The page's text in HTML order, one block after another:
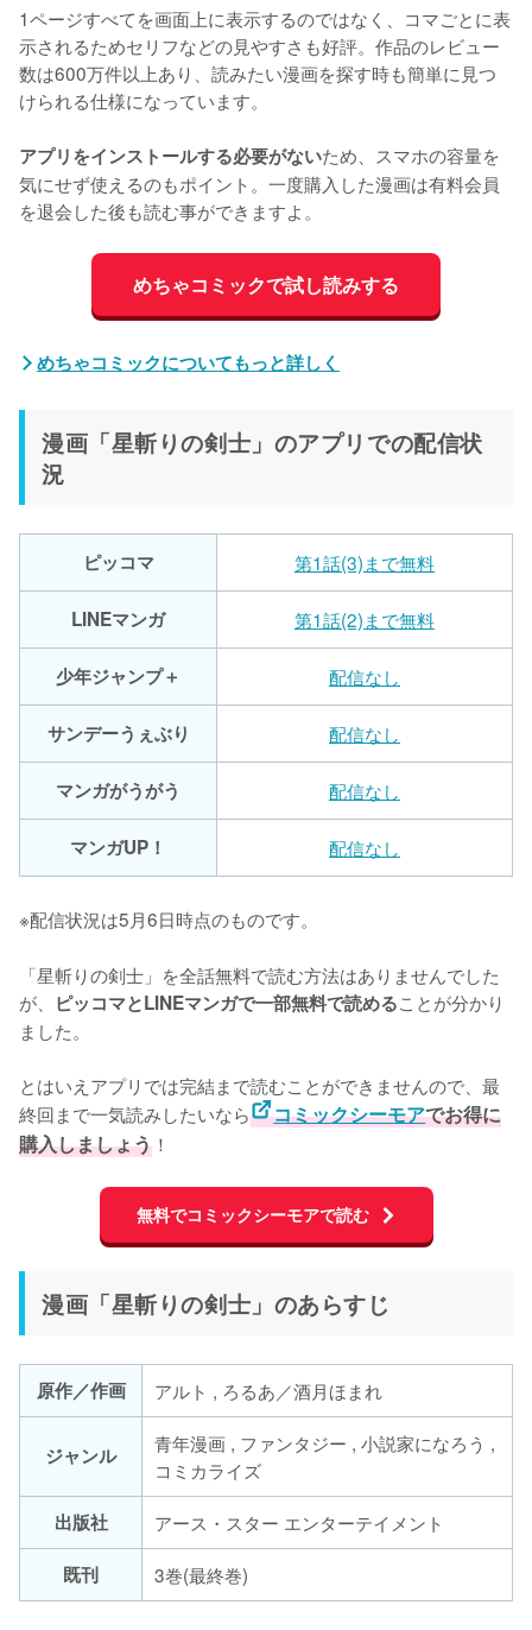
1ページすべてを画面上に表示するのではなく、コマごとに表
示されるためセリフなどの見やすさも好評。作品のレビュー
数は600万件以上あり、読みたい漫画を探す時も簡単に見つ
けられる仕様になっています。
アプリをインストールする必要がないため、スマホの容量を
気にせず使えるのもポイント。一度購入した漫画は有料会員
を退会した後も読む事ができますよ。
めちゃコミックで試し読みする
めちゃコミックについてもっと詳しく
漫画「星斬りの剣士」のアプリでの配信状
況
ピッコマ 第1話(3)まで無料
LINEマンガ 第1話(2)まで無料
少年ジャンプ＋ 配信なし
サンデーうぇぶり 配信なし
マンガがうがう 配信なし
マンガUP！ 配信なし
※配信状況は5月6日時点のものです。
「星斬りの剣士」を全話無料で読む方法はありませんでした
が、 ピッコマとLINEマンガで一部無料で読めることが分かり
ました。
とはいえアプリでは完結まで読むことができませんので、最
終回まで一気読みしたいなら
コミックシーモアでお得に
購入しましょう
無料でコミックシーモアで読む
漫画「星斬りの剣士」のあらすじ
原作／作画 アルト , ろるあ／酒月ほまれ
ジャンル
青年漫画 , ファンタジー , 小説家になろう ,
コミカライズ
出版社
アース・スター エンターテイメント
既刊
3巻(最終巻)